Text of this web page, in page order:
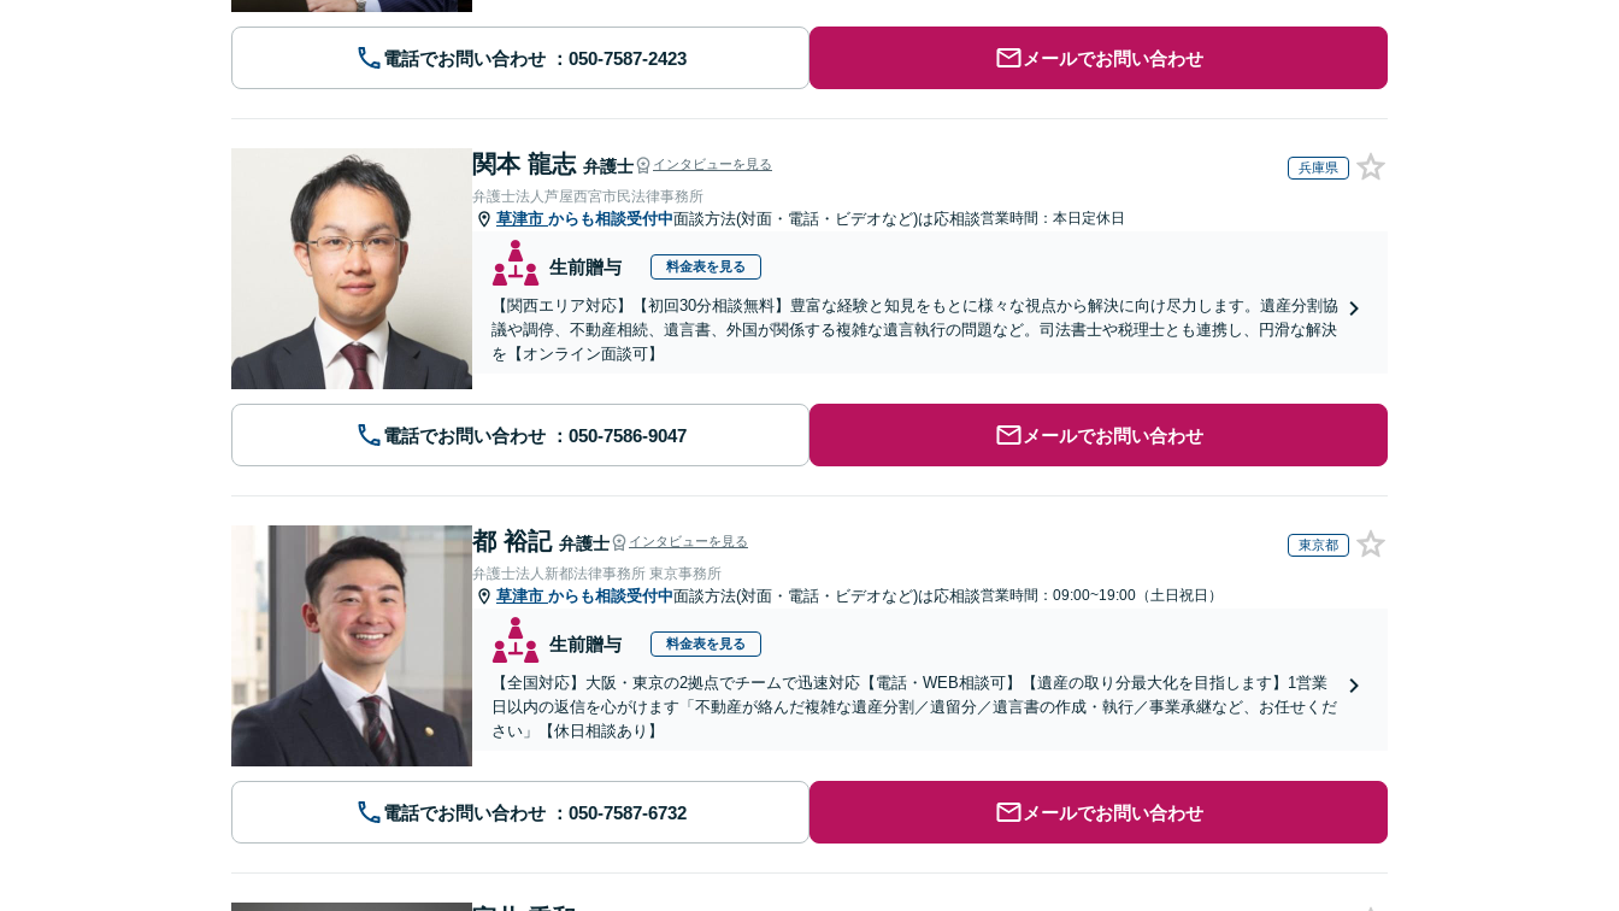
電話でお問い合わせ メールでお問い合わせ
関本 龍志 弁護士 インタビューを見る 兵庫県
弁護士法人芦屋西宮市民法律事務所
草津市 からも相談受付中面談方法(対面・電話・ビデオなど)は応相談営業時間：本日定休日
生前贈与 料金表を見る
【関西エリア対応】【初回30分相談無料】豊富な経験と知見をもとに様々な視点から解決に向け尽力します。遺産分割協
議や調停、不動産相続、遺言書、外国が関係する複雑な遺言執行の問題など。司法書士や税理士とも連携し、円滑な解決
を【オンライン面談可】
電話でお問い合わせ メールでお問い合わせ
都 裕記 弁護士 インタビューを見る 東京都
弁護士法人新都法律事務所 東京事務所
草津市 からも相談受付中面談方法(対面・電話・ビデオなど)は応相談営業時間：09:00~19:00（土日祝日）
生前贈与 料金表を見る
【全国対応】大阪・東京の2拠点でチームで迅速対応【電話・WEB相談可】【遺産の取り分最大化を目指します】1営業
日以内の返信を心がけます「不動産が絡んだ複雑な遺産分割／遺留分／遺言書の作成・執行／事業承継など、お任せくだ
さい」【休日相談あり】
電話でお問い合わせ メールでお問い合わせ